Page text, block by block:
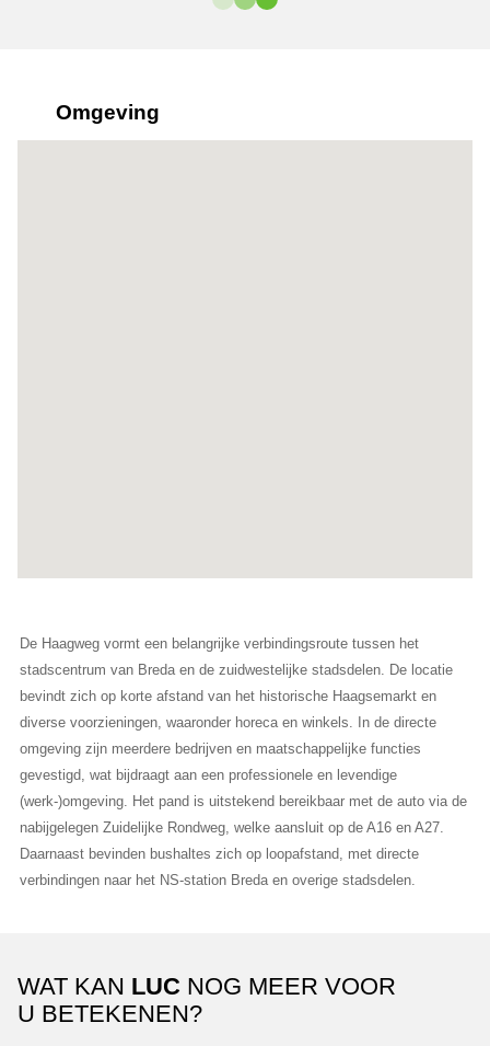
Omgeving
De Haagweg vormt een belangrijke verbindingsroute tussen het
stadscentrum van Breda en de zuidwestelijke stadsdelen. De locatie
bevindt zich op korte afstand van het historische Haagsemarkt en
diverse voorzieningen, waaronder horeca en winkels. In de directe
omgeving zijn meerdere bedrijven en maatschappelijke functies
gevestigd, wat bijdraagt aan een professionele en levendige
(werk-)omgeving. Het pand is uitstekend bereikbaar met de auto via de
nabijgelegen Zuidelijke Rondweg, welke aansluit op de A16 en A27.
Daarnaast bevinden bushaltes zich op loopafstand, met directe
verbindingen naar het NS-station Breda en overige stadsdelen.
WAT KAN LUC NOG MEER VOOR
U BETEKENEN?